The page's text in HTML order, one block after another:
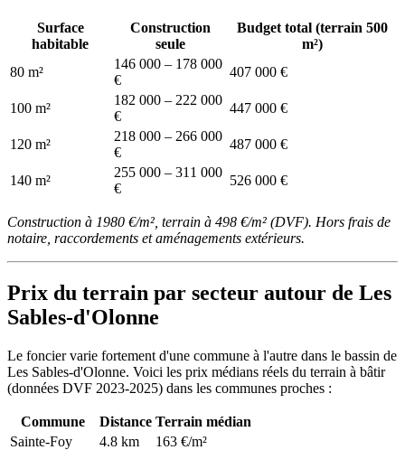
Surface
habitable
Construction
seule
Budget total (terrain 500
m²)
80 m²
146 000 – 178 000
€
407 000 €
100 m²
182 000 – 222 000
€
447 000 €
120 m²
218 000 – 266 000
€
487 000 €
140 m²
255 000 – 311 000
€
526 000 €
Construction à 1980 €/m², terrain à 498 €/m² (DVF). Hors frais de
notaire, raccordements et aménagements extérieurs.
Prix du terrain par secteur autour de Les
Sables-d'Olonne
Le foncier varie fortement d'une commune à l'autre dans le bassin de
Les Sables-d'Olonne. Voici les prix médians réels du terrain à bâtir
(données DVF 2023-2025) dans les communes proches :
Commune Distance Terrain médian
Sainte-Foy
4.8 km
163 €/m²